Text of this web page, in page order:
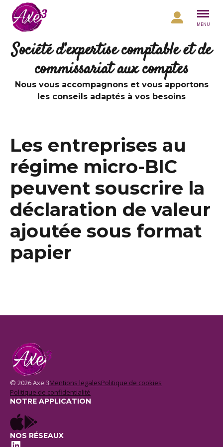
Aller au contenu
MENU
Société d’expertise comptable et de
commissariat aux comptes
Nous vous accompagnons et vous apportons
les conseils adaptés à vos besoins
Les entreprises au
régime micro-BIC
peuvent souscrire la
déclaration de valeur
ajoutée sous format
papier
© 2026 Axe 3Mentions legalesPolitique de cookies
Politique de confidentialité
NOTRE APPLICATION
NOS RÉSEAUX